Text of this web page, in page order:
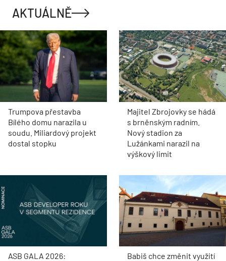
AKTUÁLNĚ
Trumpova přestavba
Bílého domu narazila u
soudu. Miliardový projekt
dostal stopku
Majitel Zbrojovky se hádá
s brněnským radním.
Nový stadion za
Lužánkami narazil na
výškový limit
ASB GALA 2026:
Babiš chce změnit využití